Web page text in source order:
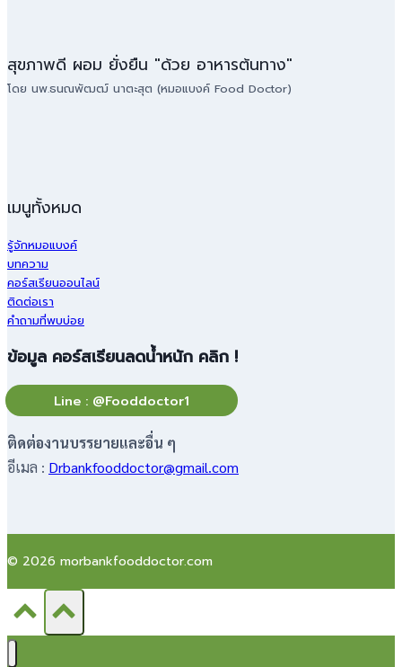
สุขภาพดี ผอม ยั่งยืน "ด้วย อาหารต้นทาง"
โดย นพ.ธนณพัฒฒ์ นาตะสุต (หมอแบงค์ Food Doctor)
เมนูทั้งหมด
รู้จักหมอแบงค์
บทความ
คอร์สเรียนออนไลน์
ติดต่อเรา
คำถามที่พบบ่อย
ข้อมูล คอร์สเรียนลดน้ำหนัก คลิก !
Line : @Fooddoctor1
ติดต่องานบรรยายและอื่น ๆ
อีเมล : Drbankfooddoctor@gmail.com
© 2026 morbankfooddoctor.com